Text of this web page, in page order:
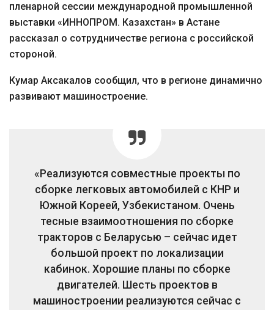
пленарной сессии международной промышленной
выставки «ИННОПРОМ. Казахстан» в Астане
рассказал о сотрудничестве региона с российской
стороной.
Кумар Аксакалов сообщил, что в регионе динамично
развивают машиностроение.
«Реализуются совместные проекты по
сборке легковых автомобилей с КНР и
Южной Кореей, Узбекистаном. Очень
тесные взаимоотношения по сборке
тракторов с Беларусью – сейчас идет
большой проект по локализации
кабинок. Хорошие планы по сборке
двигателей. Шесть проектов в
машиностроении реализуются сейчас с